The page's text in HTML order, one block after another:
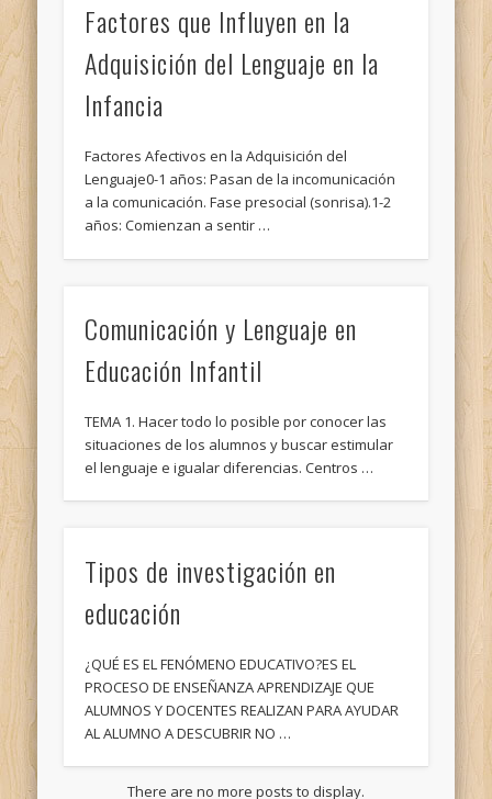
Factores que Influyen en la
Adquisición del Lenguaje en la
Infancia
Factores Afectivos en la Adquisición del
Lenguaje0-1 años: Pasan de la incomunicación
a la comunicación. Fase presocial (sonrisa).1-2
años: Comienzan a sentir …
Comunicación y Lenguaje en
Educación Infantil
TEMA 1. Hacer todo lo posible por conocer las
situaciones de los alumnos y buscar estimular
el lenguaje e igualar diferencias. Centros …
Tipos de investigación en
educación
¿QUÉ ES EL FENÓMENO EDUCATIVO?ES EL
PROCESO DE ENSEÑANZA APRENDIZAJE QUE
ALUMNOS Y DOCENTES REALIZAN PARA AYUDAR
AL ALUMNO A DESCUBRIR NO …
There are no more posts to display.